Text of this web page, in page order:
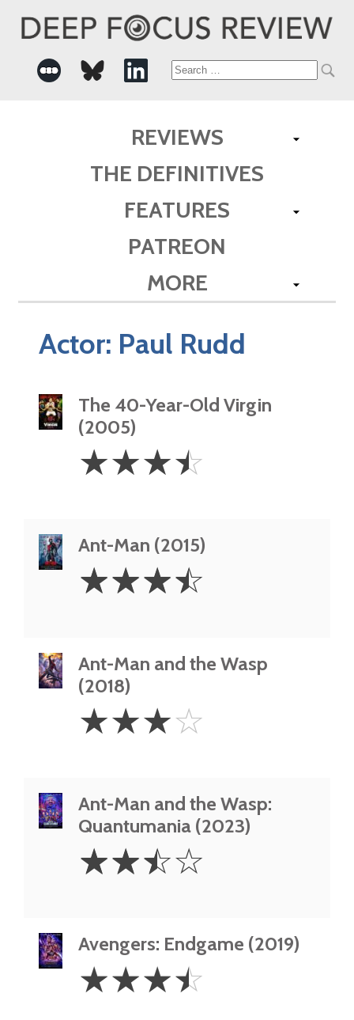
Search
REVIEWS
THE DEFINITIVES
FEATURES
PATREON
MORE
Actor: Paul Rudd
The 40-Year-Old Virgin
(2005)
3.5
Stars
☆☆☆☆
Ant-Man (2015)
3.5
Stars
☆☆☆☆
Ant-Man and the Wasp
(2018)
Stars
☆☆☆☆
Ant-Man and the Wasp:
Quantumania (2023)
2.5
Stars
☆☆☆☆
Avengers: Endgame (2019)
3.5
Stars
☆☆☆☆